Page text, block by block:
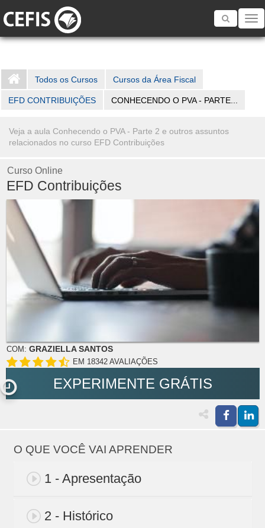
Toggle
Todos os Cursos Cursos da Área Fiscal
EFD CONTRIBUIÇÕES CONHECENDO O PVA - PARTE...
Veja a aula Conhecendo o PVA - Parte 2 e outros assuntos
relacionados no curso EFD Contribuições
Curso Online
EFD Contribuições
COM: GRAZIELLA SANTOS
EM 18342 AVALIAÇÕES
EXPERIMENTE GRÁTIS
O QUE VOCÊ VAI APRENDER
1 - Apresentação
2 - Histórico